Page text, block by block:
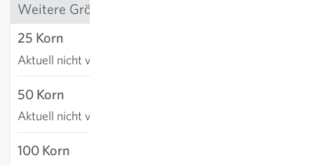
Weitere Grössen
25 Korn
Aktuell nicht verfügbar
50 Korn
Aktuell nicht verfügbar
100 Korn